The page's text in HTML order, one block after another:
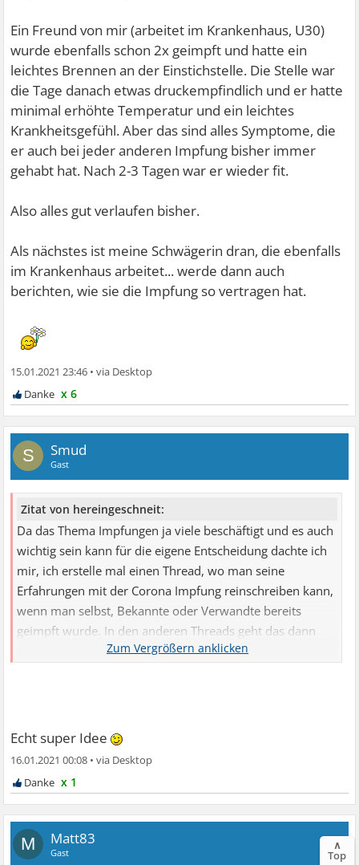
Ein Freund von mir (arbeitet im Krankenhaus, U30)
wurde ebenfalls schon 2x geimpft und hatte ein
leichtes Brennen an der Einstichstelle. Die Stelle war
die Tage danach etwas druckempfindlich und er hatte
minimal erhöhte Temperatur und ein leichtes
Krankheitsgefühl. Aber das sind alles Symptome, die
er auch bei jeder anderen Impfung bisher immer
gehabt hat. Nach 2-3 Tagen war er wieder fit.
Also alles gut verlaufen bisher.
Als nächstes ist meine Schwägerin dran, die ebenfalls
im Krankenhaus arbeitet... werde dann auch
berichten, wie sie die Impfung so vertragen hat.
15.01.2021 23:46 •
x 6
S Smud
Gast
Zitat von hereingeschneit:
Da das Thema Impfungen ja viele beschäftigt und es auch
wichtig sein kann für die eigene Entscheidung dachte ich
mir, ich erstelle mal einen Thread, wo man seine
Erfahrungen mit der Corona Impfung reinschreiben kann,
wenn man selbst, Bekannte oder Verwandte bereits
geimpft wurde. In den anderen Threads geht das dann
unter und so hätte man das ein wenig gesammelt. Soll
Alter und ob guter oder schlechter Gesundheitszustand.
Mich persönlich würde das auch von Altenheimen
interessieren, hier sind ja auch ein paar Pfleger/innen.
Wäre toll, wenn die auch schreiben würden.
Echt super Idee
16.01.2021 00:08 •
x 1
M Matt83
Gast
∧
Top